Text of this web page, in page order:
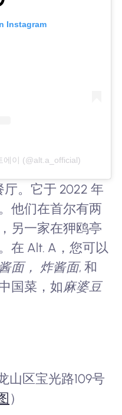
Instagram
에이 (@alt.a_official)
。它于 2022 年
他们在首尔有两
另一家在狎鸥亭
在 Alt. A，您可以
面， 炸酱面, 和
国菜，如麻婆豆
山区宝光路109号
）